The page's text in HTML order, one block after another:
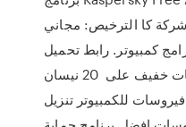
شركة كا الترخيص: مجاني Free. تصنيف البرنامج: برامج
كمبيوتر. رابط تحميل
برنامج حماية من الفيروسات خفيف على 20 نيسان
مضاد فيروسات للكمبيوتر تنزيل